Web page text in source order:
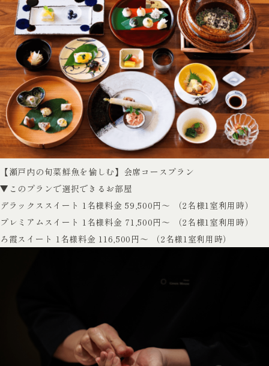
【瀬戸内の旬菜鮮魚を愉しむ】会席コースプラン
▼このプランで選択できるお部屋
デラックススイート 1名様料金 59,500円～ （2名様1室利用時）
プレミアムスイート 1名様料金 71,500円～ （2名様1室利用時）
ろ霞スイート 1名様料金 116,500円～ （2名様1室利用時）